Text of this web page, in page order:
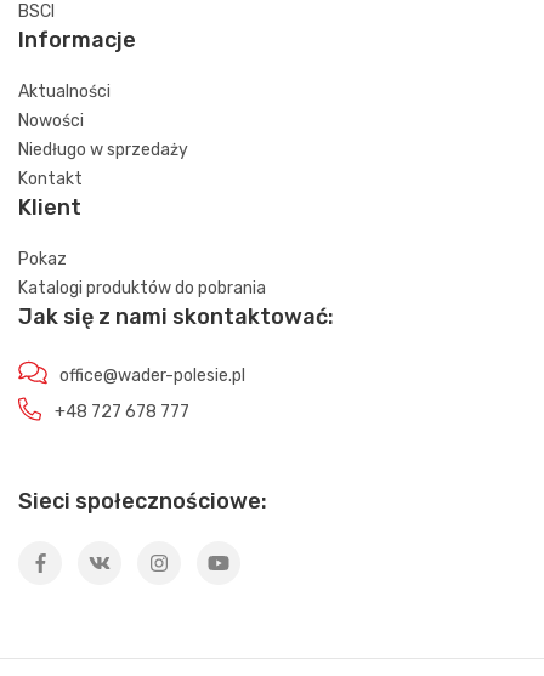
BSCI
Informacje
Aktualności
Nowości
Niedługo w sprzedaży
Kontakt
Klient
Pokaz
Katalogi produktów do pobrania
Jak się z nami skontaktować:
office@wader-polesie.pl
+48 727 678 777
Sieci społecznościowe: